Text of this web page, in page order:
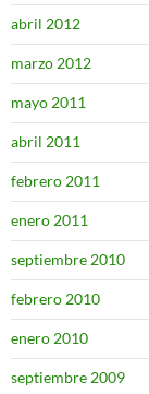
abril 2012
marzo 2012
mayo 2011
abril 2011
febrero 2011
enero 2011
septiembre 2010
febrero 2010
enero 2010
septiembre 2009